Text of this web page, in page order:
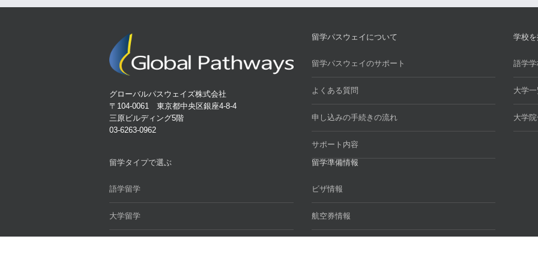
グローバルパスウェイズ株式会社
〒104-0061 東京都中央区銀座4-8-4
三原ビルディング5階
03-6263-0962
留学パスウェイについて
留学パスウェイのサポート
よくある質問
申し込みの手続きの流れ
サポート内容
学校
語学
大学一
大学
留学タイプで選ぶ
語学留学
大学留学
留学準備情報
ビザ情報
航空券情報